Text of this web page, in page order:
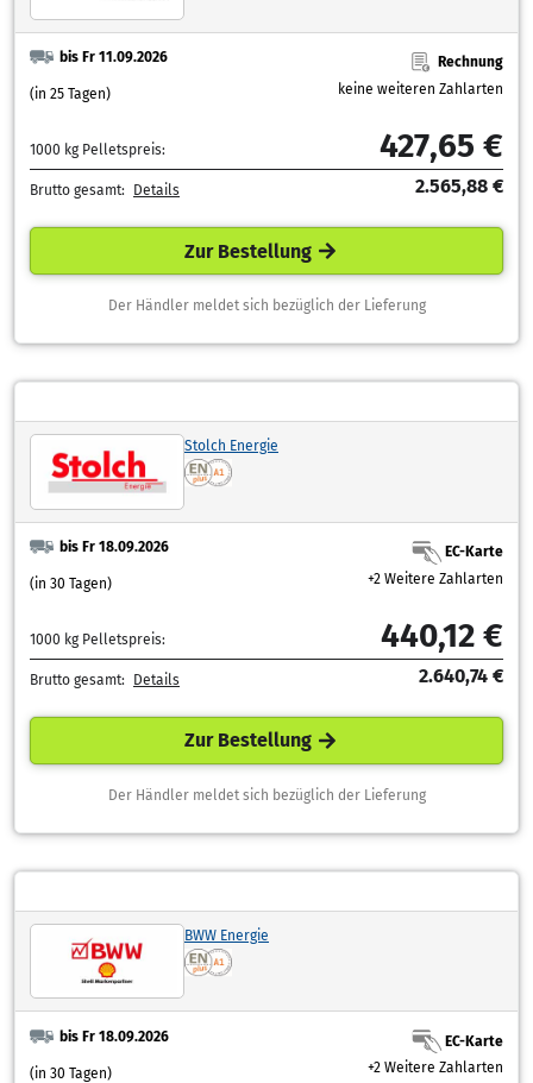
bis Fr 11.09.2026
(in 25 Tagen)
Rechnung
keine weiteren Zahlarten
1000 kg Pelletspreis: 427,65 €
Brutto gesamt: Details 2.565,88 €
Zur Bestellung
Der Händler meldet sich bezüglich der Lieferung
Stolch Energie
bis Fr 18.09.2026
(in 30 Tagen)
EC-Karte
+2 Weitere Zahlarten
1000 kg Pelletspreis: 440,12 €
Brutto gesamt: Details 2.640,74 €
Zur Bestellung
Der Händler meldet sich bezüglich der Lieferung
BWW Energie
bis Fr 18.09.2026
(in 30 Tagen)
EC-Karte
+2 Weitere Zahlarten